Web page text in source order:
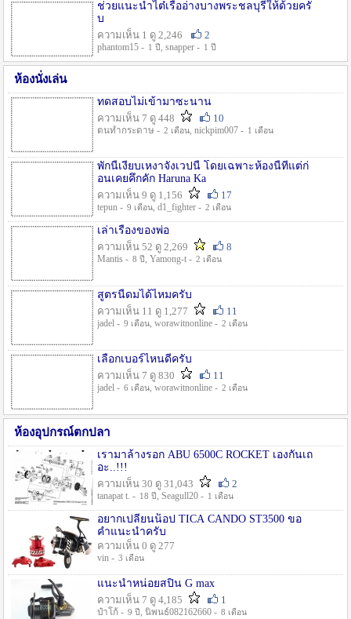
ช่วยแนะนำไต๋เรืออ่างบางพระชลบุรีให้ด้วยครั
บ
ความเห็น 1 ดู 2,246
2
phantom15 - 1 ปี , snapper - 1 ปี
ห้องนั่งเล่น
ทดสอบไม่เข้ามาซะนาน
ความเห็น 7 ดู 448
10
ตนทำกระดาษ - 2 เดือน, nickpim007 - 1 เดือน
พักนี้เงียบเหงาจังเวปนี้ โดยเฉพาะห้องนี้ที่แต่ก่
อนเคยคึกคัก Haruna Ka
ความเห็น 9 ดู 1,156
17
tepun - 9 เดือน, d1_fighter - 2 เดือน
เล่าเรื่องของพ่อ
ความเห็น 52 ดู 2,269
8
Mantis - 8 ปี , Yamong-t - 2 เดือน
สูตรนี้ดมได้ไหมครับ
ความเห็น 11 ดู 1,277
11
jadel - 9 เดือน, worawitnonline - 2 เดือน
เลือกเบอร์ไหนดีครับ
ความเห็น 7 ดู 830
11
jadel - 6 เดือน, worawitnonline - 2 เดือน
ห้องอุปกรณ์ตกปลา
เรามาล้างรอก ABU 6500C ROCKET เองกันเถ
อะ..!!!
ความเห็น 30 ดู 31,043
2
tanapat t. - 18 ปี , Seagull20 - 1 เดือน
อยากเปลี่ยนน็อป TICA CANDO ST3500 ขอ
คำแนะนำครับ
ความเห็น 0 ดู 277
vin - 3 เดือน
แนะนำหน่อยสปิน G max
ความเห็น 7 ดู 4,185
1
ป๋าโก้ - 9 ปี , นิพนธ์082162660 - 8 เดือน